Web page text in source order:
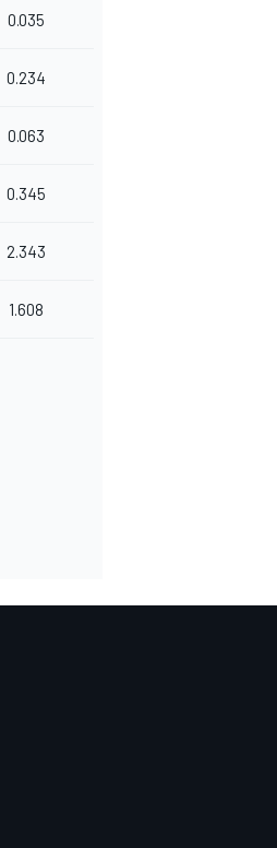
0.035
0.234
0.063
0.345
2.343
1.608